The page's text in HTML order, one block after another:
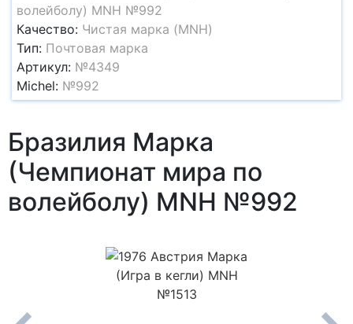
волейболу) MNH №992
Качество: Чистая марка (MNH)
Тип: Почтовая марка
Артикул: №4349
Michel: №992
Бразилия Марка
(Чемпионат мира по
волейболу) MNH №992